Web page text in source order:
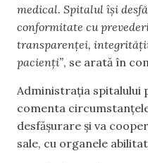
medical. Spitalul își
conformitate cu
transparenței,
pacienți”, se arată în
Administrația spitalului
comenta
desfășurare și va
sale, cu organele